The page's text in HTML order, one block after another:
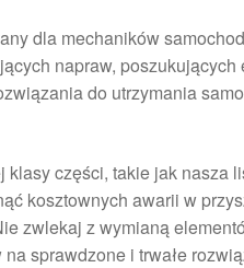
dla mechaników
napraw, poszukujących
do utrzymania
klasy części, takie jak nasza
kosztownych awarii w
zwlekaj z wymianą
sprawdzone i trwałe